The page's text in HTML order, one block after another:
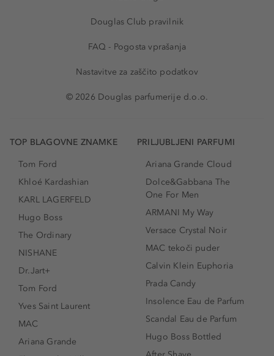
Douglas Club pravilnik
FAQ - Pogosta vprašanja
Nastavitve za zaščito podatkov
© 2026 Douglas parfumerije d.o.o.
TOP BLAGOVNE ZNAMKE
Tom Ford
Khloé Kardashian
KARL LAGERFELD
Hugo Boss
The Ordinary
NISHANE
Dr.Jart+
Tom Ford
Yves Saint Laurent
MAC
Ariana Grande
PRILJUBLJENI PARFUMI
Ariana Grande Cloud
Dolce&Gabbana The
One For Men
ARMANI My Way
Versace Crystal Noir
MAC tekoči puder
Calvin Klein Euphoria
Prada Candy
Insolence Eau de Parfum
Scandal Eau de Parfum
Hugo Boss Bottled